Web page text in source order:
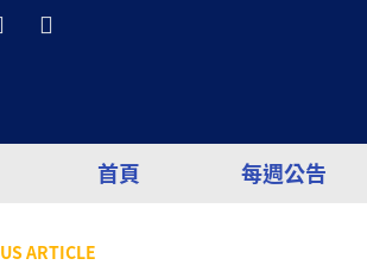
首頁 每週公告
ARTICLE